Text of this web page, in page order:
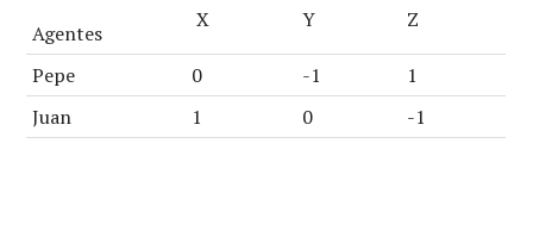
Agentes
X Y Z
Pepe 0 -1
1
Juan
1 0 -1